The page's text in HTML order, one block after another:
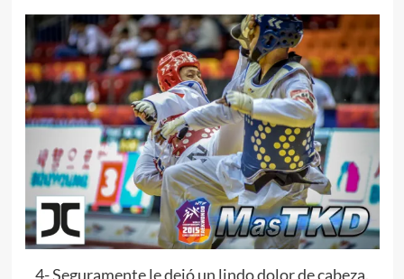
4- Seguramente le dejó un lindo dolor de cabeza.